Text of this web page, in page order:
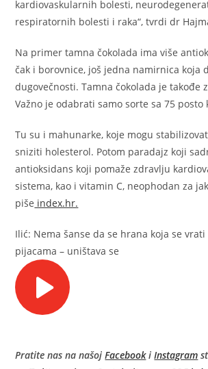
kardiovaskularnih bolesti,
respiratornih bolesti i raka“, tvrdi dr
Na primer tamna čokolada ima više
čak i borovnice, još jedna namirnica koja
dugovečnosti. Tamna čokolada je takođe
Važno je odabrati samo sorte sa 75 posto
Tu su i mahunarke, koje mogu
sniziti holesterol. Potom paradajz koji
antioksidans koji pomaže zdravlju
sistema, kao i vitamin C, neophodan za
piše index.hr.
Ilić: Nema šanse da se hrana koja se vrati
pijacama – uništava se
Pratite nas na našojFacebookiInstagram